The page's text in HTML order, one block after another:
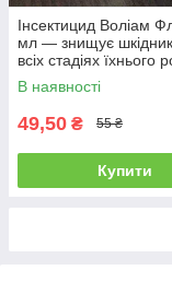
Інсектицид Воліам
мл — знищує
всіх стадіях їхнього
В наявності
49,50 ₴ 55 ₴
Купити